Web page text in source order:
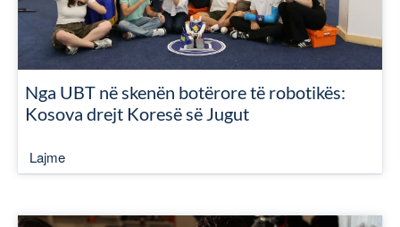
Nga UBT në skenën botërore të robotikës:
Kosova drejt Koresë së Jugut
Lajme